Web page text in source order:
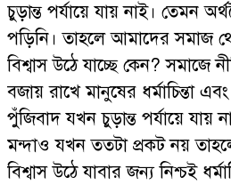
চুড়ান্ত পর্যায়ে যায় নাই। তেমন
পড়িনি। তাহলে আমাদের সমাজ
বিশ্বাস উঠে যাচ্ছে কেন? সমাজে
বজায় রাখে মানুষের ধর্মাচিন্তা
পুঁজিবাদ যখন চুড়ান্ত পর্যায়ে যায়
মন্দাও যখন ততটা প্রকট নয়
বিশ্বাস উঠে যাবার জন্য নিশ্চই